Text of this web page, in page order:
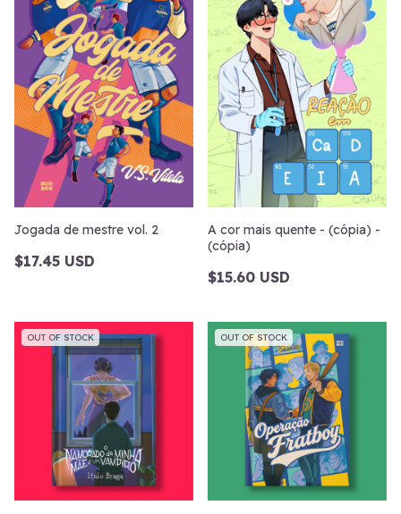
Jogada de mestre vol. 2
$17.45 USD
A cor mais quente - (cópia) -
(cópia)
$15.60 USD
OUT OF STOCK OUT OF STOCK